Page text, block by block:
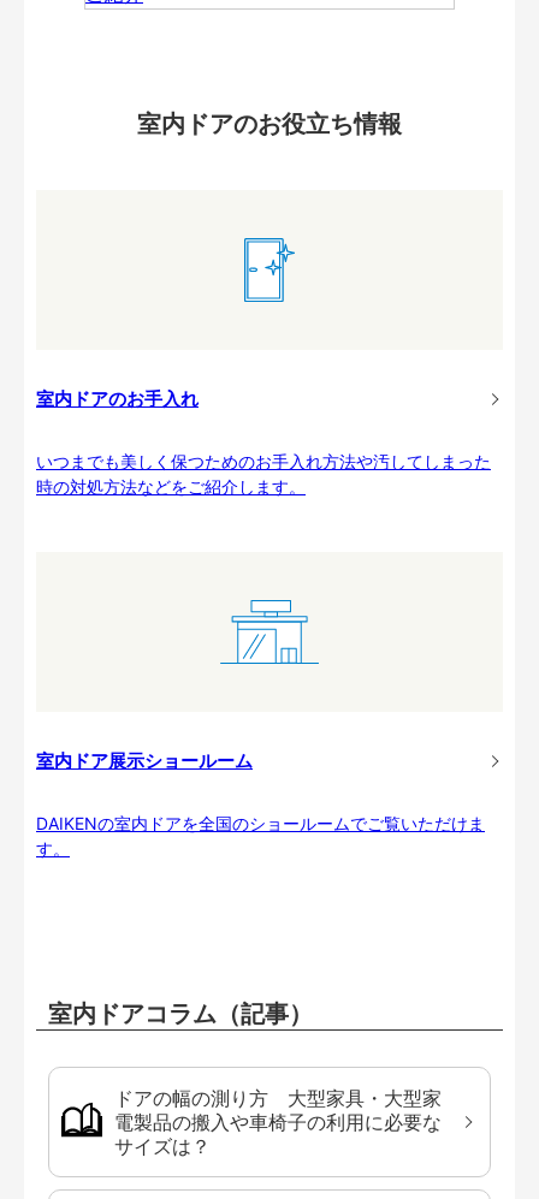
室内ドアのお役立ち情報
室内ドアのお手入れ
いつまでも美しく保つためのお手入れ方法や汚してしまった
時の対処方法などをご紹介します。
室内ドア展示ショールーム
DAIKENの室内ドアを全国のショールームでご覧いただけま
す。
室内ドアコラム（記事）
ドアの幅の測り方 大型家具・大型家
電製品の搬入や車椅子の利用に必要な
サイズは？